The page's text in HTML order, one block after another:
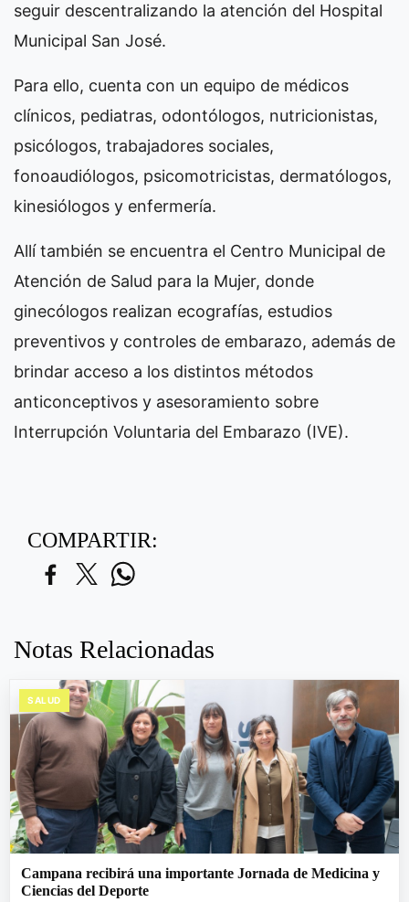
seguir descentralizando la atención del Hospital
Municipal San José.
Para ello, cuenta con un equipo de médicos
clínicos, pediatras, odontólogos, nutricionistas,
psicólogos, trabajadores sociales,
fonoaudiólogos, psicomotricistas, dermatólogos,
kinesiólogos y enfermería.
Allí también se encuentra el Centro Municipal de
Atención de Salud para la Mujer, donde
ginecólogos realizan ecografías, estudios
preventivos y controles de embarazo, además de
brindar acceso a los distintos métodos
anticonceptivos y asesoramiento sobre
Interrupción Voluntaria del Embarazo (IVE).
COMPARTIR:
Notas Relacionadas
SALUD
Campana recibirá una importante Jornada de Medicina y
Ciencias del Deporte